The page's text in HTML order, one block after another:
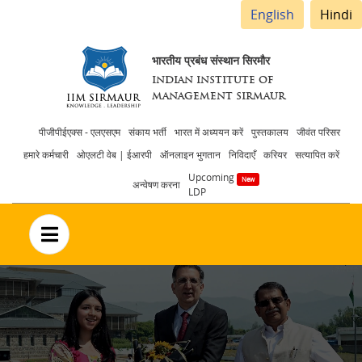
English Hindi
भारतीय प्रबंध संस्थान सिरमौर
INDIAN INSTITUTE OF
MANAGEMENT SIRMAUR
Header
menu
पीजीपीईएक्स - एलएसएम संकाय भर्ती भारत में अध्ययन करें पुस्तकालय
जीवंत परिसर
हमारे कर्मचारी
ओएलटी वेब | ईआरपी ऑनलाइन भुगतान निविदाएँ करियर सत्यापित करें
अन्वेषण करना
Upcoming
LDP
no text